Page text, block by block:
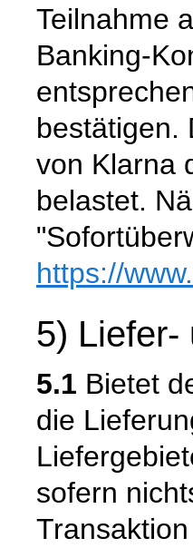
Teilnahme
Banking-
bestätigen.
von Klarna
belastet.
https://
5) Liefer-
5.1 Bietet
die
sofern